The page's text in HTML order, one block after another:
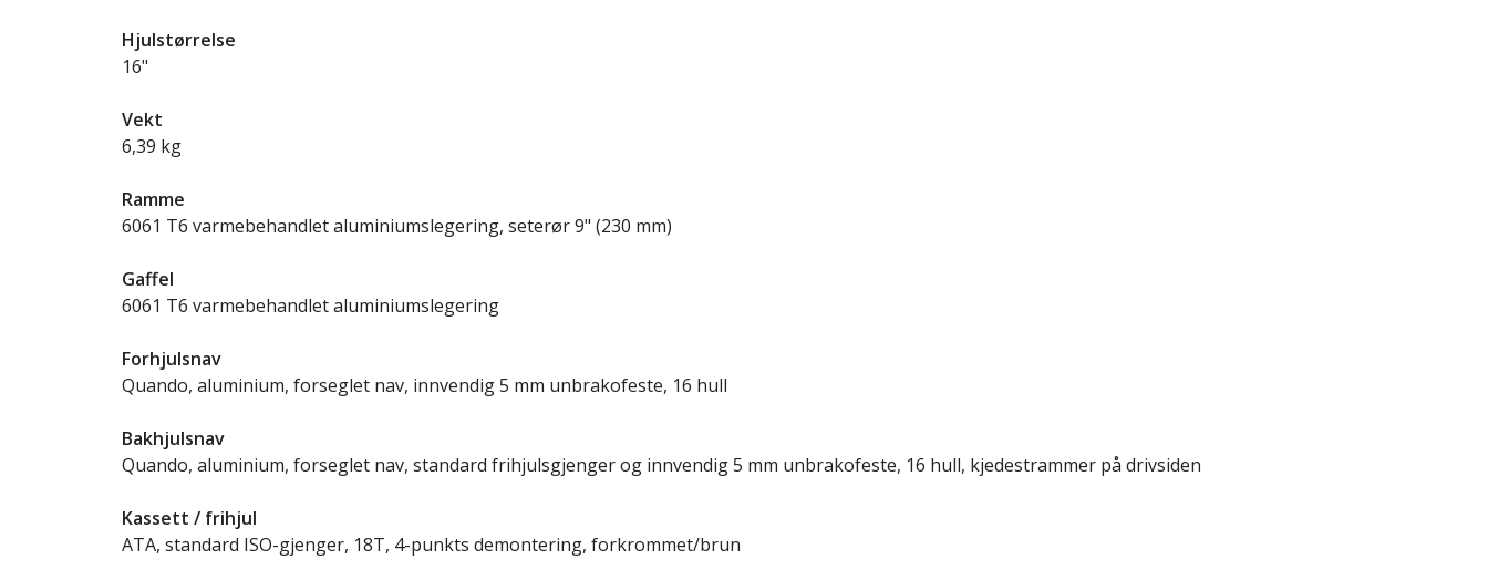
Hjulstørrelse
16"
Vekt
6,39 kg
Ramme
6061 T6 varmebehandlet aluminiumslegering, seterør 9" (230 mm)
Gaffel
6061 T6 varmebehandlet aluminiumslegering
Forhjulsnav
Quando, aluminium, forseglet nav, innvendig 5 mm unbrakofeste, 16 hull
Bakhjulsnav
Quando, aluminium, forseglet nav, standard frihjulsgjenger og innvendig 5 mm unbrakofeste, 16 hull, kjedestrammer på drivsiden
Kassett / frihjul
ATA, standard ISO-gjenger, 18T, 4-punkts demontering, forkrommet/brun